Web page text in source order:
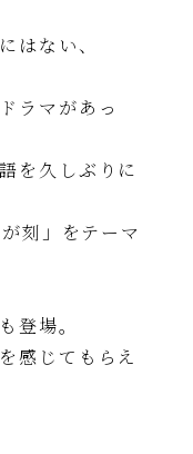
はない、
ラマがあっ
を久しぶりに
刻」をテーマ
登場。
感じてもらえ